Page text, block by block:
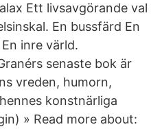
Ett livsavgörande val
En bussfärd En
inre värld.
senaste bok är
vreden, humorn,
konstnärliga
» Read more about: